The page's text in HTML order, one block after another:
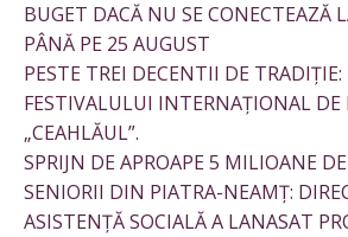
BUGET DACĂ NU SE CONECTEAZĂ
PÂNĂ PE 25 AUGUST
PESTE TREI DECENTII DE
FESTIVALULUI INTERNAȚIONAL DE
„CEAHLĂUL”.
SPRIJN DE APROAPE 5 MILIOANE
SENIORII DIN PIATRA-NEAMȚ:
ASISTENȚĂ SOCIALĂ A LANASAT